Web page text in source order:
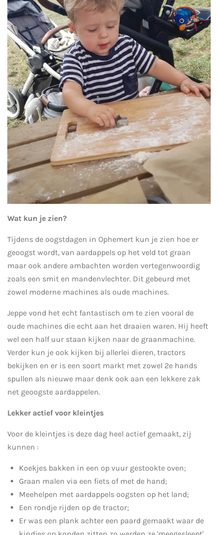
Wat kun je zien?
Tijdens de oogstdagen in Ophemert kun je zien hoe er
geoogst wordt, van aardappels op het veld tot graan
maar ook andere ambachten worden vertegenwoordig
zoals een smit en mandenvlechter. Dit gebeurd met
zowel moderne machines als oude machines.
Jeppe vond het echt fantastisch om te zien vooral de
oude machines die echt aan het draaien waren. Hij heeft
wel een half uur staan kijken naar de graanmachine.
Verder kun je ook kijken bij allerlei dieren, tractors
bekijken en er is een soort markt met zowel 2e hands
spullen als nieuwe maar denk ook aan een lekkere zak
net geoogste aardappelen.
Lekker actief voor kleintjes
Voor de kleintjes is deze dag heel actief gemaakt, zij
kunnen :
Koekjes bakken in een op vuur gestookte oven;
Graan malen via een fiets of met de hand;
Meehelpen met aardappels oogsten op het land;
Een rondje rijden op de tractor;
Er was een plank achter een paard gemaakt waar de